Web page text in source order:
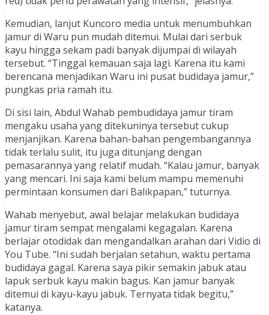
Kemudian, lanjut Kuncoro media untuk menumbuhkan
jamur di Waru pun mudah ditemui. Mulai dari serbuk
kayu hingga sekam padi banyak dijumpai di wilayah
tersebut. “Tinggal kemauan saja lagi. Karena itu kami
berencana menjadikan Waru ini pusat budidaya jamur,”
pungkas pria ramah itu.
Di sisi lain, Abdul Wahab pembudidaya jamur tiram
mengaku usaha yang ditekuninya tersebut cukup
menjanjikan. Karena bahan-bahan pengembangannya
tidak terlalu sulit, itu juga ditunjang dengan
pemasarannya yang relatif mudah. “Kalau jamur, banyak
yang mencari. Ini saja kami belum mampu memenuhi
permintaan konsumen dari Balikpapan,” tuturnya.
Wahab menyebut, awal belajar melakukan budidaya
jamur tiram sempat mengalami kegagalan. Karena
berlajar otodidak dan mengandalkan arahan dari Vidio di
You Tube. “Ini sudah berjalan setahun, waktu pertama
budidaya gagal. Karena saya pikir semakin jabuk atau
lapuk serbuk kayu makin bagus. Kan jamur banyak
ditemui di kayu-kayu jabuk. Ternyata tidak begitu,”
katanya.